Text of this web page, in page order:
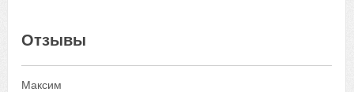
Отзывы
Максим